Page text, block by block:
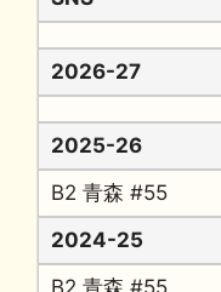
2026-27
2025-26
B2 青森 #55
2024-25
B2 青森 #55